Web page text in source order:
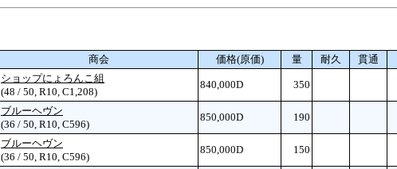
商会 価格(原価) 量 耐久 貫通
ショップにょろんこ組
(48 / 50, R10, C1,208)
840,000D 350
ブルーヘヴン
(36 / 50, R10, C596)
850,000D 190
ブルーヘヴン
(36 / 50, R10, C596)
850,000D 150